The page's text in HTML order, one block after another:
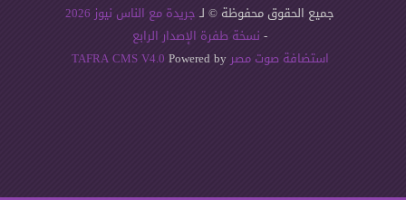
جميع الحقوق محفوظة © لـ جريدة مع الناس نيوز 2026
- نسخة طفرة الإصدار الرابع
استضافة صوت مصر
TAFRA CMS V4.0 Powered by